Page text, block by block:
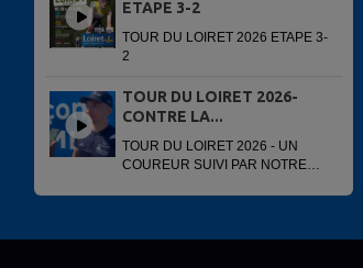
ETAPE 3-2
TOUR DU LOIRET 2026 ETAPE 3-
2
TOUR DU LOIRET 2026-
CONTRE LA...
TOUR DU LOIRET 2026 - UN
COUREUR SUIVI PAR NOTRE